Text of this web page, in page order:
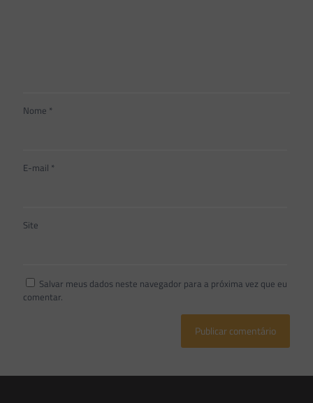
Nome *
E-mail *
Site
Salvar meus dados neste navegador para a próxima vez que eu
comentar.